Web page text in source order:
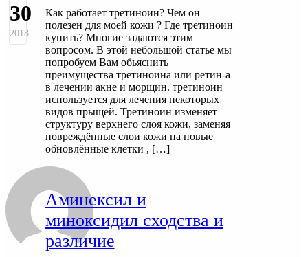
30
2018
Как работает третиноин? Чем он
полезен для моей кожи ? Где третиноин
купить? Многие задаются этим
вопросом. В этой небольшой статье мы
попробуем Вам обьяснить
преимущества третиноина или ретин-а
в лечении акне и морщин. третиноин
используется для лечения некоторых
видов прыщей. Третиноин изменяет
структуру верхнего слоя кожи, заменяя
повреждённые слои кожи на новые
обновлённые клетки , […]
Аминексил и
миноксидил сходства и
различие